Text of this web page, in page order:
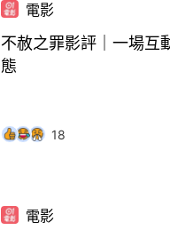
電影
不赦之罪影評｜一場
態
18
電影